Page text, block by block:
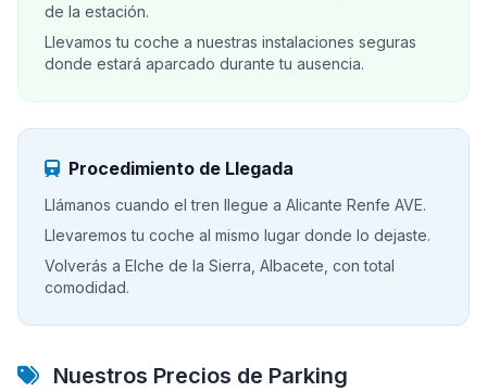
de la estación.
Llevamos tu coche a nuestras instalaciones seguras
donde estará aparcado durante tu ausencia.
Procedimiento de Llegada
Llámanos cuando el tren llegue a Alicante Renfe AVE.
Llevaremos tu coche al mismo lugar donde lo dejaste.
Volverás a Elche de la Sierra, Albacete, con total
comodidad.
Nuestros Precios de Parking